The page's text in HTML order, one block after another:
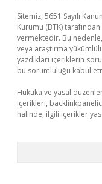
Sitemiz, 5651 Sayılı
Kurumu (BTK)
vermektedir. Bu
veya araştırma
yazdıkları içeriklerin
bu sorumluluğu kabul
Hukuka ve yasal
içerikleri,
halinde, ilgili içerikler